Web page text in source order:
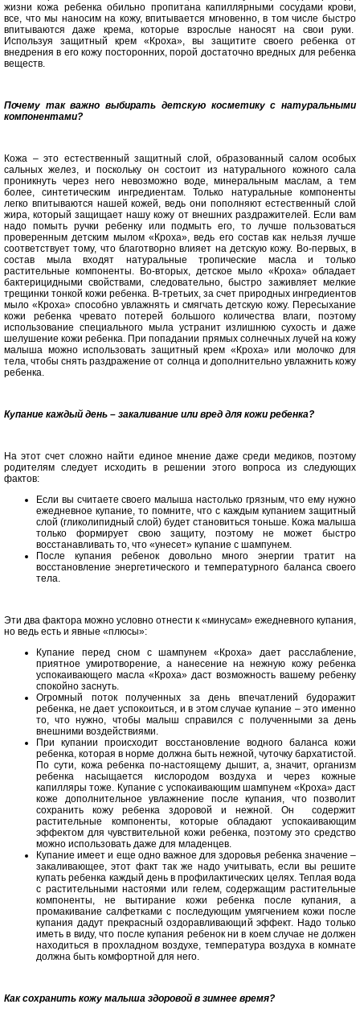
жизни кожа ребенка обильно пропитана капиллярными сосудами крови,
все, что мы наносим на кожу, впитывается мгновенно, в том числе быстро
впитываются даже крема, которые взрослые наносят на свои руки.
Используя защитный крем «Кроха», вы защитите своего ребенка от
внедрения в его кожу посторонних, порой достаточно вредных для ребенка
веществ.
Почему так важно выбирать детскую косметику с натуральными
компонентами?
Кожа – это естественный защитный слой, образованный салом особых
сальных желез, и поскольку он состоит из натурального кожного сала
проникнуть через него невозможно воде, минеральным маслам, а тем
более, синтетическим ингредиентам. Только натуральные компоненты
легко впитываются нашей кожей, ведь они пополняют естественный слой
жира, который защищает нашу кожу от внешних раздражителей. Если вам
надо помыть ручки ребенку или подмыть его, то лучше пользоваться
проверенным детским мылом «Кроха», ведь его состав как нельзя лучше
соответствует тому, что благотворно влияет на детскую кожу. Во-первых, в
состав мыла входят натуральные тропические масла и только
растительные компоненты. Во-вторых, детское мыло «Кроха» обладает
бактерицидными свойствами, следовательно, быстро заживляет мелкие
трещинки тонкой кожи ребенка. В-третьих, за счет природных ингредиентов
мыло «Кроха» способно увлажнять и смягчать детскую кожу. Пересыхание
кожи ребенка чревато потерей большого количества влаги, поэтому
использование специального мыла устранит излишнюю сухость и даже
шелушение кожи ребенка. При попадании прямых солнечных лучей на кожу
малыша можно использовать защитный крем «Кроха» или молочко для
тела, чтобы снять раздражение от солнца и дополнительно увлажнить кожу
ребенка.
Купание каждый день – закаливание или вред для кожи ребенка?
На этот счет сложно найти единое мнение даже среди медиков, поэтому
родителям следует исходить в решении этого вопроса из следующих
фактов:
Если вы считаете своего малыша настолько грязным, что ему нужно
ежедневное купание, то помните, что с каждым купанием защитный
слой (гликолипидный слой) будет становиться тоньше. Кожа малыша
только формирует свою защиту, поэтому не может быстро
восстанавливать то, что «унесет» купание с шампунем.
После купания ребенок довольно много энергии тратит на
восстановление энергетического и температурного баланса своего
тела.
Эти два фактора можно условно отнести к «минусам» ежедневного купания,
но ведь есть и явные «плюсы»:
Купание перед сном с шампунем «Кроха» дает расслабление,
приятное умиротворение, а нанесение на нежную кожу ребенка
успокаивающего масла «Кроха» даст возможность вашему ребенку
спокойно заснуть.
Огромный поток полученных за день впечатлений будоражит
ребенка, не дает успокоиться, и в этом случае купание – это именно
то, что нужно, чтобы малыш справился с полученными за день
внешними воздействиями.
При купании происходит восстановление водного баланса кожи
ребенка, которая в норме должна быть нежной, чуточку бархатистой.
По сути, кожа ребенка по-настоящему дышит, а, значит, организм
ребенка насыщается кислородом воздуха и через кожные
капилляры тоже. Купание с успокаивающим шампунем «Кроха» даст
коже дополнительное увлажнение после купания, что позволит
сохранить кожу ребенка здоровой и нежной. Он содержит
растительные компоненты, которые обладают успокаивающим
эффектом для чувствительной кожи ребенка, поэтому это средство
можно использовать даже для младенцев.
Купание имеет и еще одно важное для здоровья ребенка значение –
закаливающее, этот факт так же надо учитывать, если вы решите
купать ребенка каждый день в профилактических целях. Теплая вода
с растительными настоями или гелем, содержащим растительные
компоненты, не вытирание кожи ребенка после купания, а
промакивание салфетками с последующим умягчением кожи после
купания дадут прекрасный оздоравливающий эффект. Надо только
иметь в виду, что после купания ребенок ни в коем случае не должен
находиться в прохладном воздухе, температура воздуха в комнате
должна быть комфортной для него.
Как сохранить кожу малыша здоровой в зимнее время?